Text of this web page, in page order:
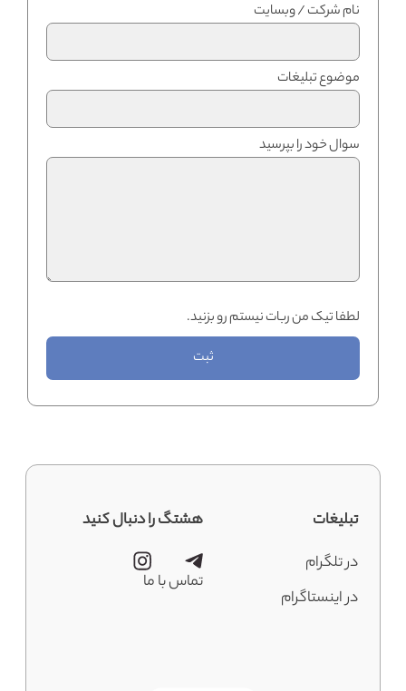
نام شرکت / وبسایت
موضوع تبلیغات
سوال خود را بپرسید
لطفا تیک من ربات نیستم رو بزنید.
ثبت
تبلیغات
در تلگرام
در اینستاگرام
هشتگ را دنبال کنید
تماس با ما